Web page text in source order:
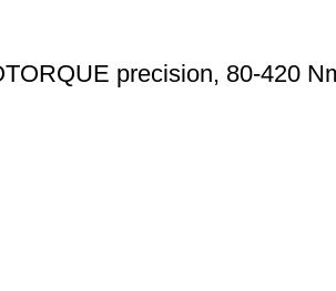
precision, 80-420